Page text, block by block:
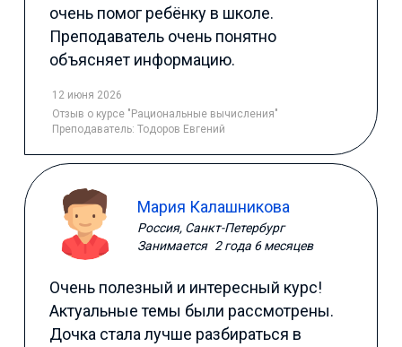
очень помог ребёнку в школе.
Преподаватель очень понятно
объясняет информацию.
12 июня 2026
Отзыв о курсе "Рациональные вычисления"
Преподаватель: Тодоров Евгений
Мария Калашникова
Россия, Санкт-Петербург
Занимается 2 года 6 месяцев
Очень полезный и интересный курс!
Актуальные темы были рассмотрены.
Дочка стала лучше разбираться в